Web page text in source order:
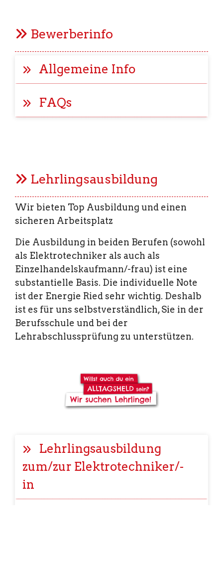
Bewerberinfo
Allgemeine Info
FAQs
Lehrlingsausbildung
Wir bieten Top Ausbildung und einen
sicheren Arbeitsplatz
Die Ausbildung in beiden Berufen (sowohl
als Elektrotechniker als auch als
Einzelhandelskaufmann/-frau) ist eine
substantielle Basis. Die individuelle Note
ist der Energie Ried sehr wichtig. Deshalb
ist es für uns selbstverständlich, Sie in der
Berufsschule und bei der
Lehrabschlussprüfung zu unterstützen.
Lehrlingsausbildung
zum/zur Elektrotechniker/-
in